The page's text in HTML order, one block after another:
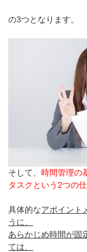
の3つとなります。
そして、時間管理の
タスクという2つの
具体的なアポイント
うに、
あらかじめ時間が固
ては、